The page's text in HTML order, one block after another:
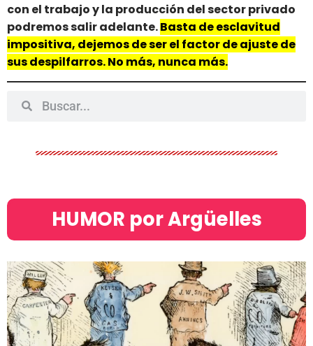
con el trabajo y la producción del sector privado
podremos salir adelante.Basta de esclavitud
impositiva, dejemos de ser el factor de ajuste de
sus despilfarros. No más, nunca más.
HUMOR por Argüelles​